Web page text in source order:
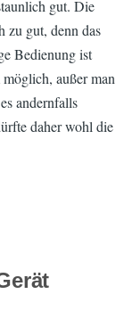
gut. Die
zu gut, denn das
Bedienung ist
außer man
andernfalls
daher wohl die